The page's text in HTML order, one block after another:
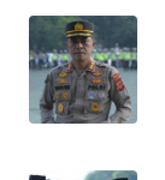
WN
JATENG
WN